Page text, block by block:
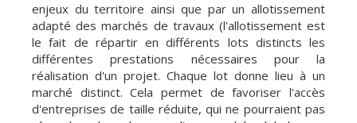
enjeux du territoire ainsi que par un allotissement
adapté des marchés de travaux (l'allotissement est
le fait de répartir en différents lots distincts les
différentes prestations nécessaires pour la
réalisation d'un projet. Chaque lot donne lieu à un
marché distinct. Cela permet de favoriser l'accès
d'entreprises de taille réduite, qui ne pourraient pas